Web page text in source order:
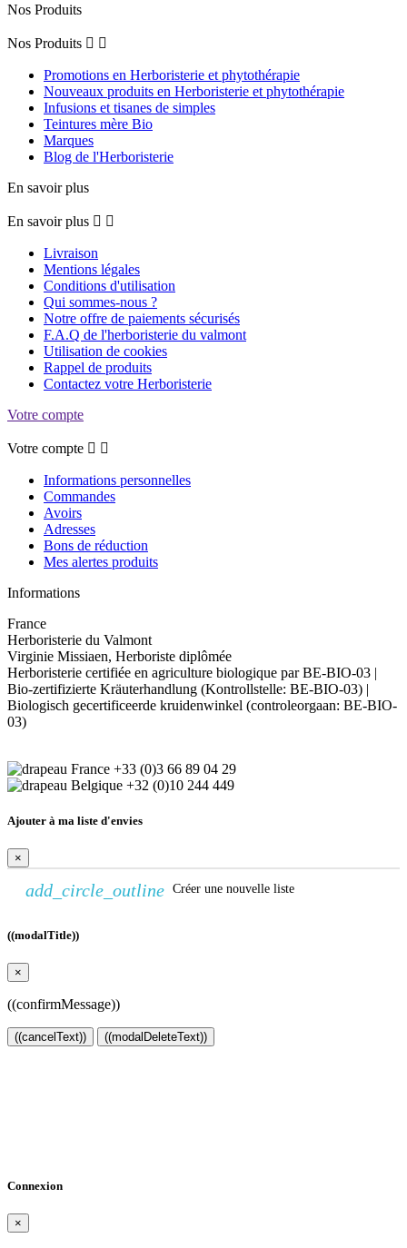
Nos Produits
Nos Produits  
Promotions en Herboristerie et phytothérapie
Nouveaux produits en Herboristerie et phytothérapie
Infusions et tisanes de simples
Teintures mère Bio
Marques
Blog de l'Herboristerie
En savoir plus
En savoir plus  
Livraison
Mentions légales
Conditions d'utilisation
Qui sommes-nous ?
Notre offre de paiements sécurisés
F.A.Q de l'herboristerie du valmont
Utilisation de cookies
Rappel de produits
Contactez votre Herboristerie
Votre compte
Votre compte  
Informations personnelles
Commandes
Avoirs
Adresses
Bons de réduction
Mes alertes produits
Informations
France
Herboristerie du Valmont
Virginie Missiaen, Herboriste diplômée
Herboristerie certifiée en agriculture biologique par BE-BIO-03 |
Bio-zertifizierte Kräuterhandlung (Kontrollstelle: BE-BIO-03) |
Biologisch gecertificeerde kruidenwinkel (controleorgaan: BE-BIO-
03)
+33 (0)3 66 89 04 29
+32 (0)10 244 449
Ajouter à ma liste d'envies
×
add_circle_outline Créer une nouvelle liste
((modalTitle))
×
((confirmMessage))
((cancelText)) ((modalDeleteText))
Connexion
×